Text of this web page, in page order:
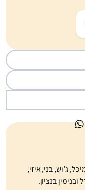
ג’וש, בני, איזי,
בנציון.